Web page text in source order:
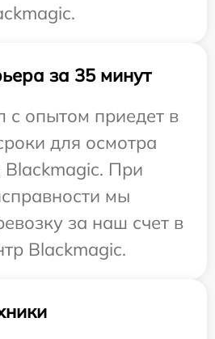
за 35 минут
с опытом приедет в
для осмотра
При
мы
за наш счет в
Blackmagic.